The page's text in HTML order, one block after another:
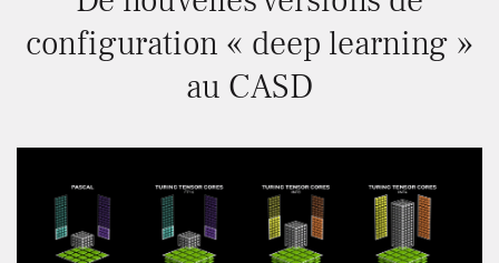
configuration « deep learning »
au CASD